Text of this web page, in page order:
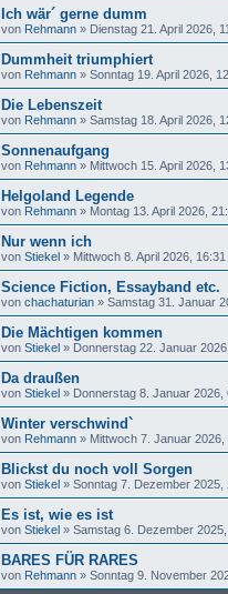
Ich wär´ gerne dumm
von Rehmann » Dienstag 21. April 2026,
Dummheit triumphiert
von Rehmann » Sonntag 19. April 2026,
Die Lebenszeit
von Rehmann » Samstag 18. April 2026,
Sonnenaufgang
von Rehmann » Mittwoch 15. April 2026,
Helgoland Legende
von Rehmann » Montag 13. April 2026,
Nur wenn ich
von Stiekel » Mittwoch 8. April 2026, 16:31
Science Fiction, Essayband etc.
von chachaturian » Samstag 31. Januar
Die Mächtigen kommen
von Stiekel » Donnerstag 22. Januar
Da draußen
von Stiekel » Donnerstag 8. Januar 2026,
Winter verschwind`
von Rehmann » Mittwoch 7. Januar 2026,
Blickst du noch voll Sorgen
von Stiekel » Sonntag 7. Dezember 2025,
Es ist, wie es ist
von Stiekel » Samstag 6. Dezember
BARES FÜR RARES
von Rehmann » Sonntag 9. November